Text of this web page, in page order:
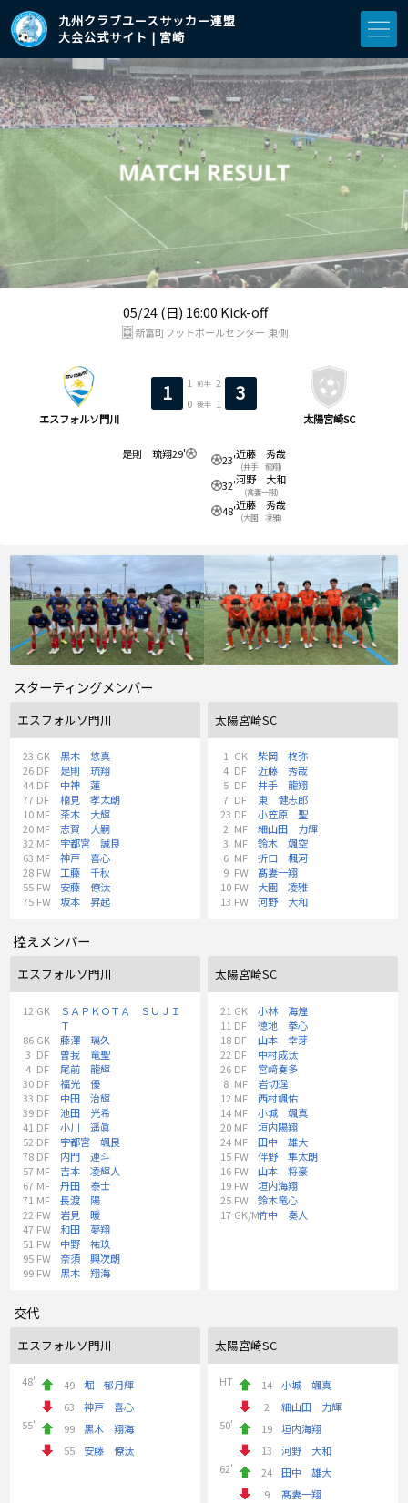
九州クラブユースサッカー連盟
大会公式サイト | 宮崎
05/24 (日) 16:00 Kick-off
エスフォルソ門川
1 1 前半 2
0 後半 1 3
太陽宮崎SC
29'
是則 琉翔 23'近藤 秀哉
(井手 龍翔)
32'河野 大和
(髙妻一翔)
48'近藤 秀哉
(大園 凌雅)
新富町フットボールセンター 東側
スターティングメンバー
エスフォルソ門川
23 GK
黒木 悠真
26 DF
是則 琉翔
44 DF
中神 蓮
77 DF
楠見 孝太朗
10 MF
茶木 大輝
20 MF
志賀 大嗣
32 MF
宇都宮 誠良
63 MF
神戸 喜心
28 FW
工藤 千秋
55 FW
安藤 僚汰
75 FW 坂本 昇起
太陽宮崎SC
1 GK
柴岡 柊弥
4 DF
近藤 秀哉
5 DF
井手 龍翔
7 DF
東 健志郎
23 DF
小笠原 聖
2 MF
細山田 力輝
3 MF
鈴木 颯空
6 MF
折口 楓河
9 FW
髙妻一翔
10 FW
大園 凌雅
13 FW 河野 大和
控えメンバー
エスフォルソ門川
12 GK
ＳＡＰＫＯＴＡ ＳＵＪＩ
Ｔ
86 GK
藤澤 璃久
3 DF
曽我 竜聖
4 DF
尾前 龍輝
30 DF
福光 優
33 DF
中田 治輝
39 DF
池田 光希
41 DF
小川 遥眞
52 DF
宇都宮 颯良
78 DF
内門 連斗
57 MF
吉本 凌輝人
67 MF
丹田 泰士
71 MF
長渡 陽
22 FW
岩見 暖
47 FW
和田 夢翔
51 FW
中野 祐玖
95 FW
奈須 興次朗
99 FW 黒木 翔海
太陽宮崎SC
21 GK
小林 海煌
11 DF
徳地 拳心
18 DF
山本 幸芽
22 DF
中村成汰
26 DF
宮﨑奏多
8 MF
岩切逞
12 MF
西村颯佑
14 MF
小城 颯真
20 MF
垣内陽翔
24 MF
田中 雄大
15 FW
伴野 隼太朗
16 FW
山本 将豪
19 FW
垣内海翔
25 FW
鈴木竜心
17 GK/MF竹中 奏人
交代
エスフォルソ門川
48' 49
堀 郁月輝
63
神戸 喜心
55'
99
黒木 翔海
55
安藤 僚汰
太陽宮崎SC
HT 14
小城 颯真
2
細山田 力輝
50'
19
垣内海翔
13
河野 大和
62'
24
田中 雄大
9
髙妻一翔